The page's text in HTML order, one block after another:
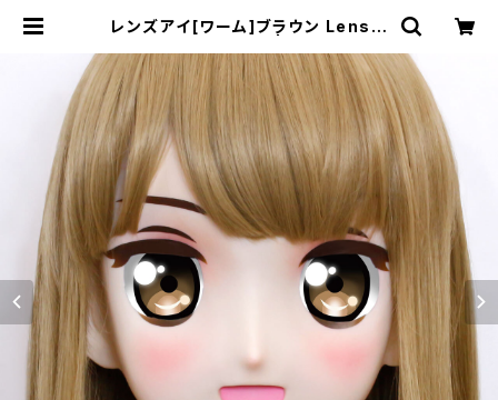
レンズアイ[ワーム]ブラウン Lens e
所